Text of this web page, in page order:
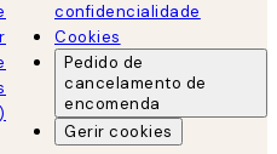
confidencialidade
Cookies
Pedido de
cancelamento de
encomenda
Gerir cookies